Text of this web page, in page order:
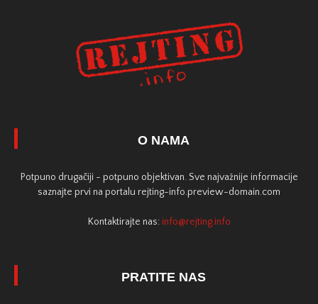
O NAMA
Potpuno drugačiji - potpuno objektivan. Sve najvažnije informacije
saznajte prvi na portalu rejting-info.preview-domain.com
Kontaktirajte nas: info@rejting.info
PRATITE NAS